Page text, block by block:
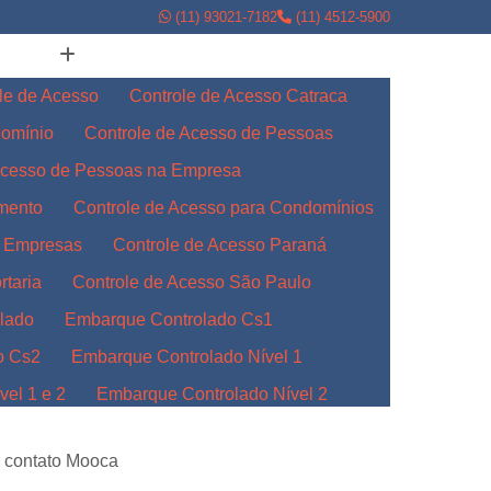
(11) 93021-7182 (11) 4512-5900
de Acesso
Controle de Acesso Catraca
Controle de Acesso de Pessoas
de Pessoas na Empresa
Controle de Acesso para Condomínios
Controle de Acesso Paraná
Controle de Acesso São Paulo
Embarque Controlado Cs1
Cs2
Embarque Controlado Nível 1
1 e 2
Embarque Controlado Nível 2
Indústrias
Embarque Controlado Paraná
Mooca